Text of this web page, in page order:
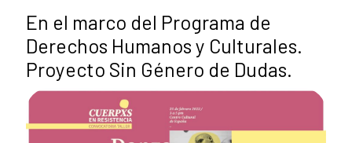
En el marco del Programa de
Derechos Humanos y Culturales.
Proyecto Sin Género de Dudas.